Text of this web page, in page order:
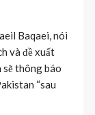
Baqaei, nói
và đề xuất
sẽ thông báo
“sau